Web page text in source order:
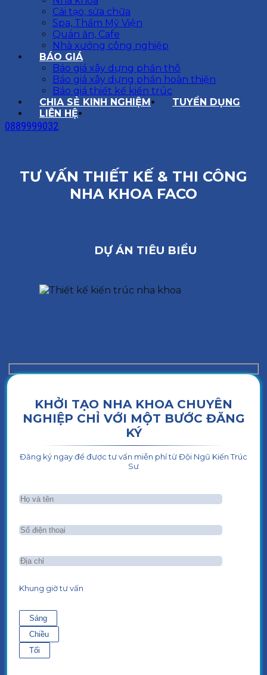
Cải tạo, sửa chữa
Spa, Thẩm Mỹ Viện
Quán ăn, Cafe
Nhà xưởng công nghiệp
BÁO GIÁ
Báo giá xây dựng phần thô
Báo giá xây dựng phần hoàn thiện
Báo giá thiết kế kiến trúc
CHIA SẺ KINH NGHIỆM
TUYỂN DỤNG
LIÊN HỆ
0889999032
TƯ VẤN THIẾT KẾ & THI CÔNG
NHA KHOA FACO
DỰ ÁN TIÊU BIỂU
KHỞI TẠO NHA KHOA CHUYÊN
NGHIỆP CHỈ VỚI MỘT BƯỚC ĐĂNG
KÝ
Đăng ký ngay để được tư vấn miễn phí từ Đội Ngũ Kiến Trúc
Sư
Khung giờ tư vấn
Sáng
Chiều
Tối